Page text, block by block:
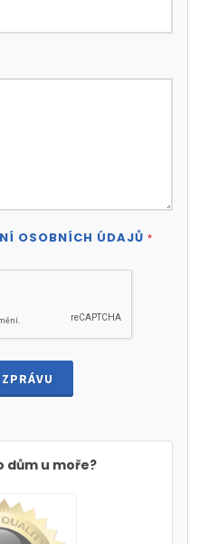
OSOBNÍCH ÚDAJŮ *
dům u moře?